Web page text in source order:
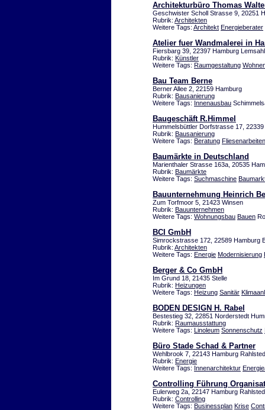
Architekturbüro Thomas
Geschwister Scholl Strasse 9, 20251
Rubrik: Architekten
Weitere Tags: Architekt Energieberater
Atelier fuer Wandmalerei in
Fiersbarg 39, 22397 Hamburg
Rubrik: Künstler
Weitere Tags: Raumgestaltung
Bau Team Berne
Berner Allee 2, 22159 Hamburg
Rubrik: Bausanierung
Weitere Tags: Innenausbau
Baugeschäft R.Himmel
Hummelsbüttler Dorfstrasse 17,
Rubrik: Bausanierung
Weitere Tags: Beratung Fliesenarbeiten
Baumärkte in Deutschland
Marienthaler Strasse 163a, 20535
Rubrik: Baumärkte
Weitere Tags: Suchmaschine
Bauunternehmung Heinrich
Zum Torfmoor 5, 21423 Winsen
Rubrik: Bauunternehmen
Weitere Tags: Wohnungsbau Bauen
BCI GmbH
Simrockstrasse 172, 22589 Hamburg
Rubrik: Architekten
Weitere Tags: Energie Modernisierung
Berger & Co GmbH
Im Grund 18, 21435 Stelle
Rubrik: Heizungen
Weitere Tags: Heizung Sanitär
BODEN DESIGN H. Rabel
Bestestieg 32, 22851 Norderstedt
Rubrik: Raumausstattung
Weitere Tags: Linoleum Sonnenschutz
Büro Stade Schad & Partner
Wehlbrook 7, 22143 Hamburg
Rubrik: Energie
Weitere Tags: Innenarchitektur
Controlling Führung
Eulerweg 2a, 22147 Hamburg
Rubrik: Controlling
Weitere Tags: Businessplan Krise